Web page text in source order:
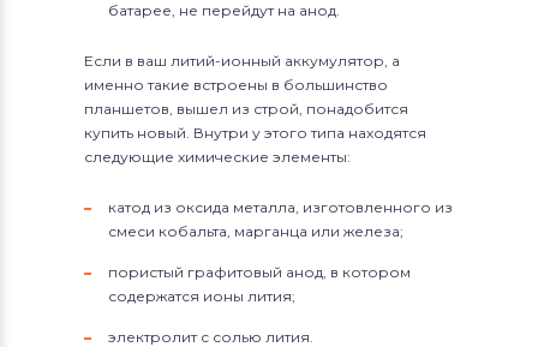
батарее, не перейдут на анод.
Если в ваш литий-ионный аккумулятор, а
именно такие встроены в большинство
планшетов, вышел из строй, понадобится
купить новый. Внутри у этого типа находятся
следующие химические элементы:
катод из оксида металла, изготовленного из
смеси кобальта, марганца или железа;
пористый графитовый анод, в котором
содержатся ионы лития;
электролит с солью лития.